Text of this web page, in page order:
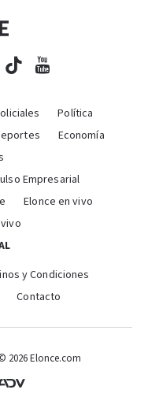
Política
Economía
Empresarial
Elonce en vivo
y Condiciones
Contacto
2026 Elonce.com